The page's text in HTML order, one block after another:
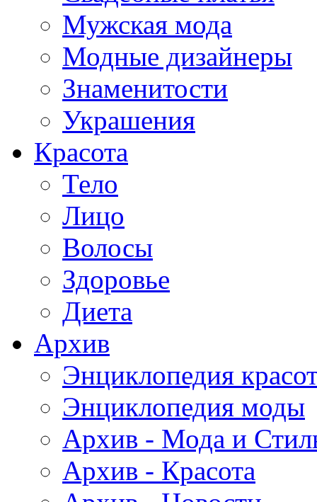
Мужская мода
Модные дизайнеры
Знаменитости
Украшения
Красота
Тело
Лицо
Волосы
Здоровье
Диета
Архив
Энциклопедия
Энциклопедия моды
Архив - Мода и
Архив - Красота